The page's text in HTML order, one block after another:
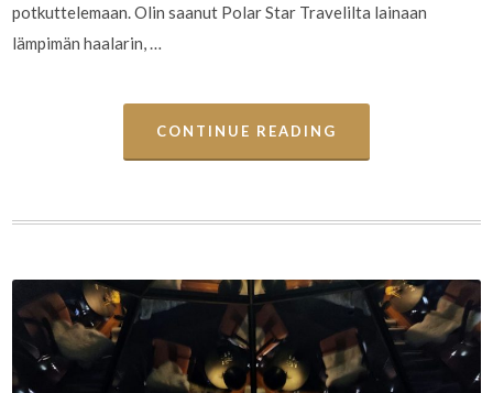
potkuttelemaan. Olin saanut Polar Star Travelilta lainaan
lämpimän haalarin, …
CONTINUE READING